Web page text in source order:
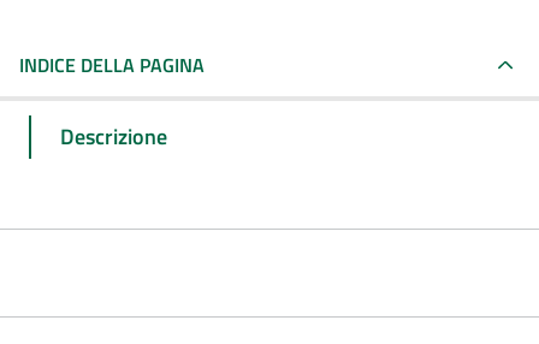
INDICE DELLA PAGINA
Descrizione